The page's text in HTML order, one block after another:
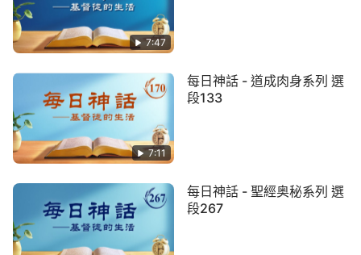
語能落實在你的實行上。你若只有道理的認識，那你
信神就是一場空，若你再加上實行、活出，這才算是
出許多認識，但死時却眼泪汪汪，恨惡自己枉活一
世，空活百歲，只明白道理却不會實行真理見證神，
只在外面東奔西跑，忙得不可開交，到臨死時才看見
自己没有真實的見證，絲毫不認識神，這不是太晚了
嗎？為何不趁今天來追求自己喜愛的真理呢？何必等
到明天呢？生前不為真理而受苦，不追求得着，難道
是為了死時而遺憾嗎？這樣為何要信神呢？其實，有
7:47
7:11
每日神話 - 道成肉身系列 選
段133
每日神話 - 聖經奥秘系列 選
段267